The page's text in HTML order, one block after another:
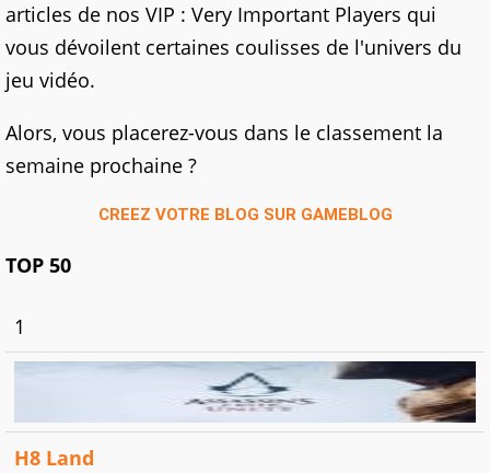
articles de nos VIP : Very Important Players qui
vous dévoilent certaines coulisses de l'univers du
jeu vidéo.
Alors, vous placerez-vous dans le classement la
semaine prochaine ?
CREEZ VOTRE BLOG SUR GAMEBLOG
TOP 50
1
H8 Land